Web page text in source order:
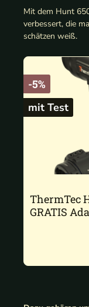
Mit dem Hunt
verbessert, die
schätzen weiß.
-5%
mit Test
ThermTec
GRATIS